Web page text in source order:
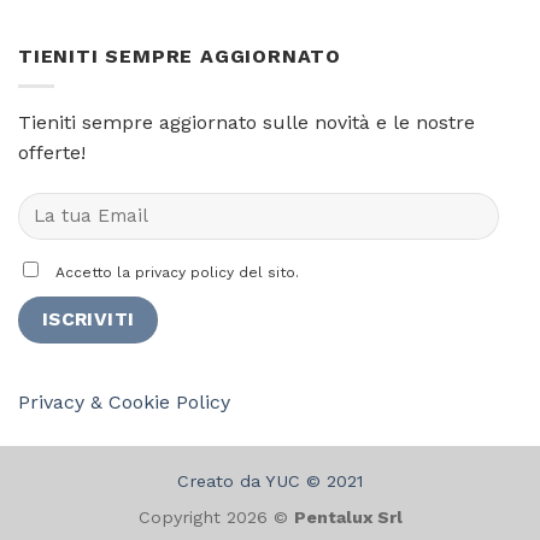
TIENITI SEMPRE AGGIORNATO
Tieniti sempre aggiornato sulle novità e le nostre
offerte!
Accetto la privacy policy del sito.
Privacy & Cookie Policy
Creato da YUC © 2021
Copyright 2026 © Pentalux Srl